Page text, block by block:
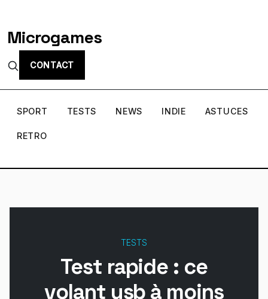
Microgames
CONTACT
SPORT TESTS NEWS INDIE ASTUCES
RETRO
TESTS
Test rapide : ce
volant usb à moins